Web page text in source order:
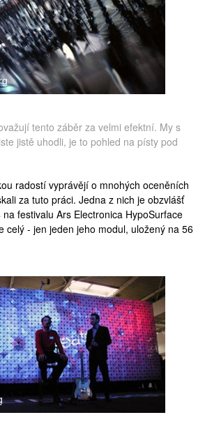
tento záběr za velmi efektní. My s
jistě uhodli, je to pohled na písty pod
radostí vyprávějí o mnohých oceněních
za tuto práci. Jedna z nich je obzvlášť
festivalu Ars Electronica HypoSurface
celý - jen jeden jeho modul, uložený na 56